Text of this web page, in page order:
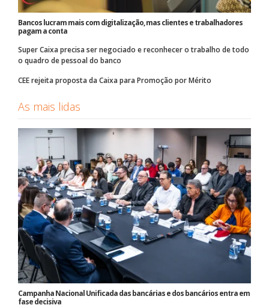
Bancos lucram mais com digitalização, mas clientes e trabalhadores
pagam a conta
Super Caixa precisa ser negociado e reconhecer o trabalho de todo
o quadro de pessoal do banco
CEE rejeita proposta da Caixa para Promoção por Mérito
As mais lidas
Campanha Nacional Unificada das bancárias e dos bancários entra em
fase decisiva